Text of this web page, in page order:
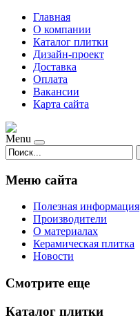
Главная
О компании
Каталог плитки
Дизайн-проект
Доставка
Оплата
Вакансии
Карта сайта
Menu
Меню сайта
Полезная информация
Производители
О материалах
Керамическая плитка
Новости
Смотрите еще
Каталог плитки